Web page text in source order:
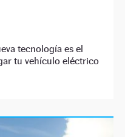
tecnología es el
tu vehículo eléctrico